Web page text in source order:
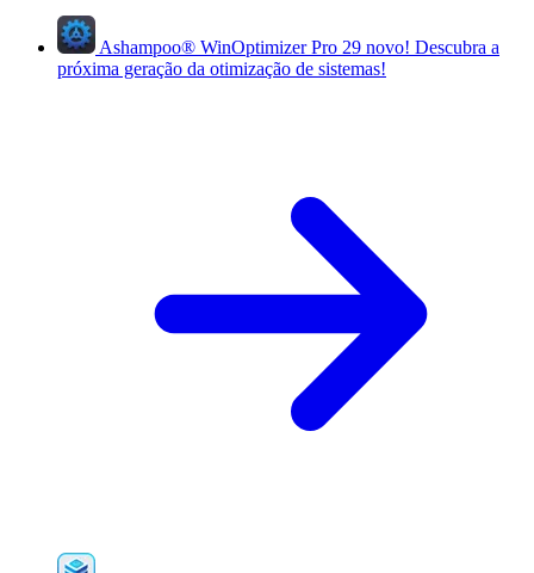
Ashampoo® WinOptimizer Pro 29 novo! Descubra a
próxima geração da otimização de sistemas!